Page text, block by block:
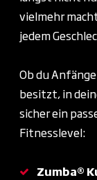
vielmehr
jedem
Ob du
besitzt, in
sicher ein
Fitnesslevel:
Zumba®